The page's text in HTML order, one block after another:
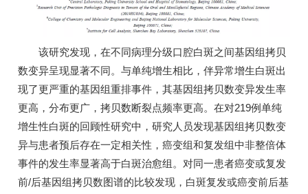
该研究发现，在不同病理分级口腔白斑之间基因组拷贝
数变异呈现显著不同。与单纯增生相比，伴异常增生白斑出
现了更严重的基因组重排事件，其基因组拷贝数变异发生率
更高，分布更广，拷贝数断裂点频率更高。在对219例单纯
增生性白斑的回顾性研究中，研究人员发现基因组拷贝数变
异与患者预后存在一定相关性，癌变组和复发组中非整倍体
事件的发生率显著高于白斑治愈组。对同一患者癌变或复发
前/后基因组拷贝数图谱的比较发现，白斑复发或癌变前后基